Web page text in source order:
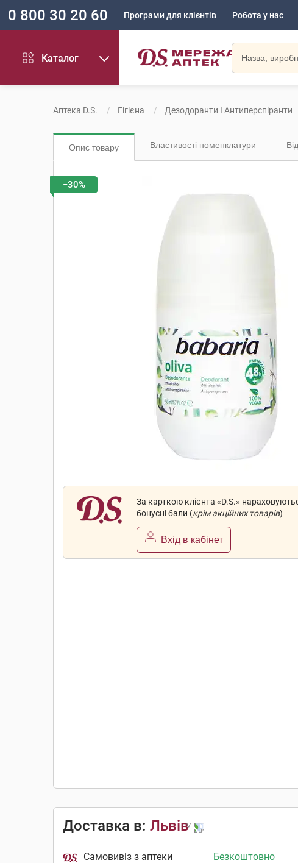
0 800 30 20 60 Програми для клієнтів Робота у нас
Каталог
Аптека D.S. Гігієна Дезодоранти І Антиперспіранти
Опис товару Властивості номенклатури
−30%
За карткою клієнта «D.S.»
бонусні бали (крім акційних товарів)
Вхід в кабінет
Доставка в: Львів
Самовивіз з аптеки Безкоштовно